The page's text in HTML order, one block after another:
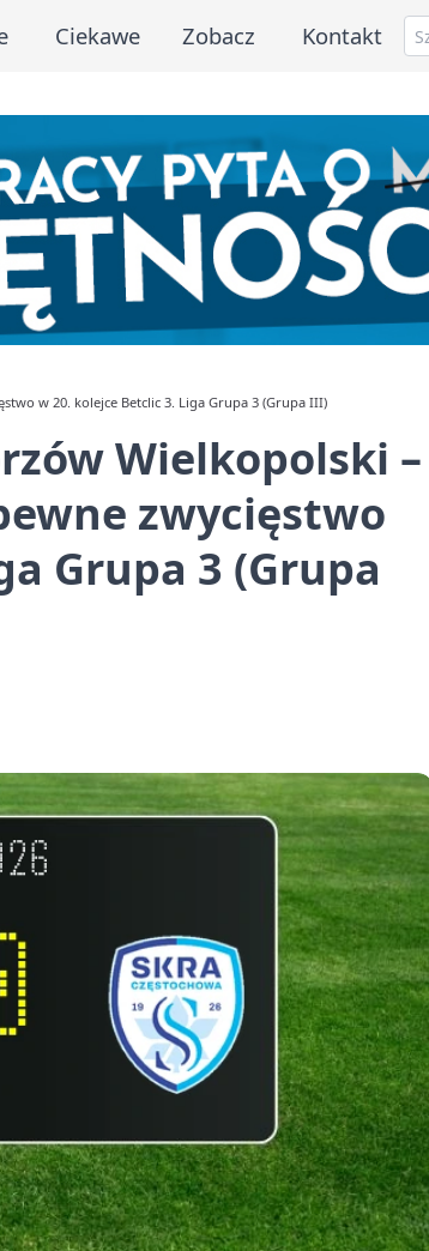
Ciekawe Zobacz Kontakt
w 20. kolejce Betclic 3. Liga Grupa 3 (Grupa III)
Wielkopolski –
zwycięstwo
Grupa 3 (Grupa